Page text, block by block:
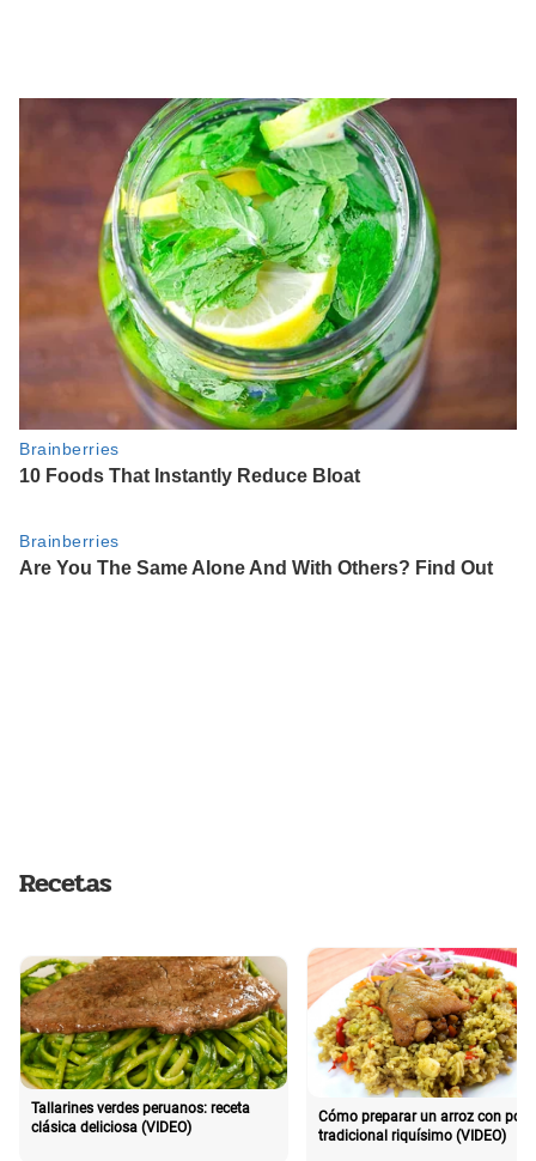
Recetas
Tallarines verdes peruanos: receta
clásica deliciosa (VIDEO)
Cómo preparar un arroz con pollo
tradicional riquísimo (VIDEO)